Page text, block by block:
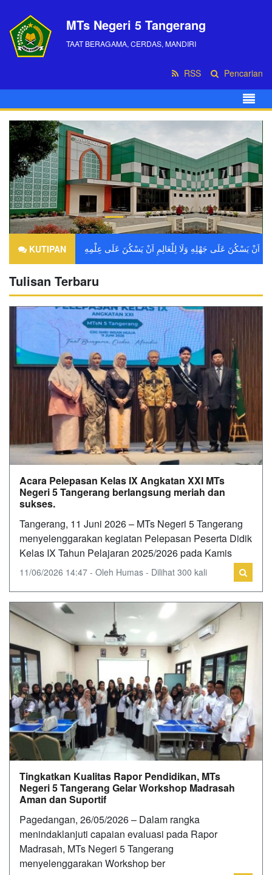
MTs Negeri 5 Tangerang
TAAT BERAGAMA, CERDAS, MANDIRI
RSS Pencarian
KUTIPAN
Tulisan Terbaru
Acara Pelepasan Kelas IX Angkatan XXI MTs
Negeri 5 Tangerang berlangsung meriah dan
sukses.
Tangerang, 11 Juni 2026 – MTs Negeri 5 Tangerang
menyelenggarakan kegiatan Pelepasan Peserta Didik
Kelas IX Tahun Pelajaran 2025/2026 pada Kamis
11/06/2026 14:47 - Oleh Humas - Dilihat 300 kali
Tingkatkan Kualitas Rapor Pendidikan, MTs
Negeri 5 Tangerang Gelar Workshop Madrasah
Aman dan Suportif
Pagedangan, 26/05/2026 – Dalam rangka
menindaklanjuti capaian evaluasi pada Rapor
Madrasah, MTs Negeri 5 Tangerang
menyelenggarakan Workshop ber